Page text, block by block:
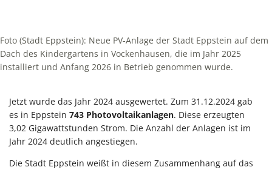
Foto (Stadt Eppstein): Neue PV-Anlage der Stadt Eppstein auf dem
Dach des Kindergartens in Vockenhausen, die im Jahr 2025
installiert und Anfang 2026 in Betrieb genommen wurde.
Jetzt wurde das Jahr 2024 ausgewertet. Zum 31.12.2024 gab
es in Eppstein 743 Photovoltaikanlagen. Diese erzeugten
3,02 Gigawattstunden Strom. Die Anzahl der Anlagen ist im
Jahr 2024 deutlich angestiegen.
Die Stadt Eppstein weißt in diesem Zusammenhang auf das